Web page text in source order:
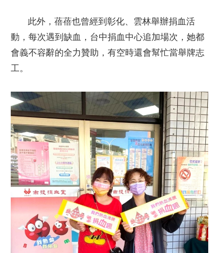
此外，蓓蓓也曾經到彰化、雲林舉辦捐血活
動，每次遇到缺血，台中捐血中心追加場次，她都
會義不容辭的全力贊助，有空時還會幫忙當舉牌志
工。